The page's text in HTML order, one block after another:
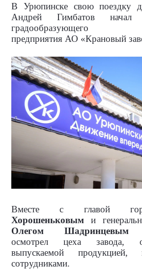
В Урюпинске свою поездку
Андрей Гимбатов
градообразующего
предприятия АО «Крановый
Вместе с главой
Хорошеньковым и
Олегом Шадринцевым
осмотрел цеха завода,
выпускаемой продукцией,
сотрудниками.